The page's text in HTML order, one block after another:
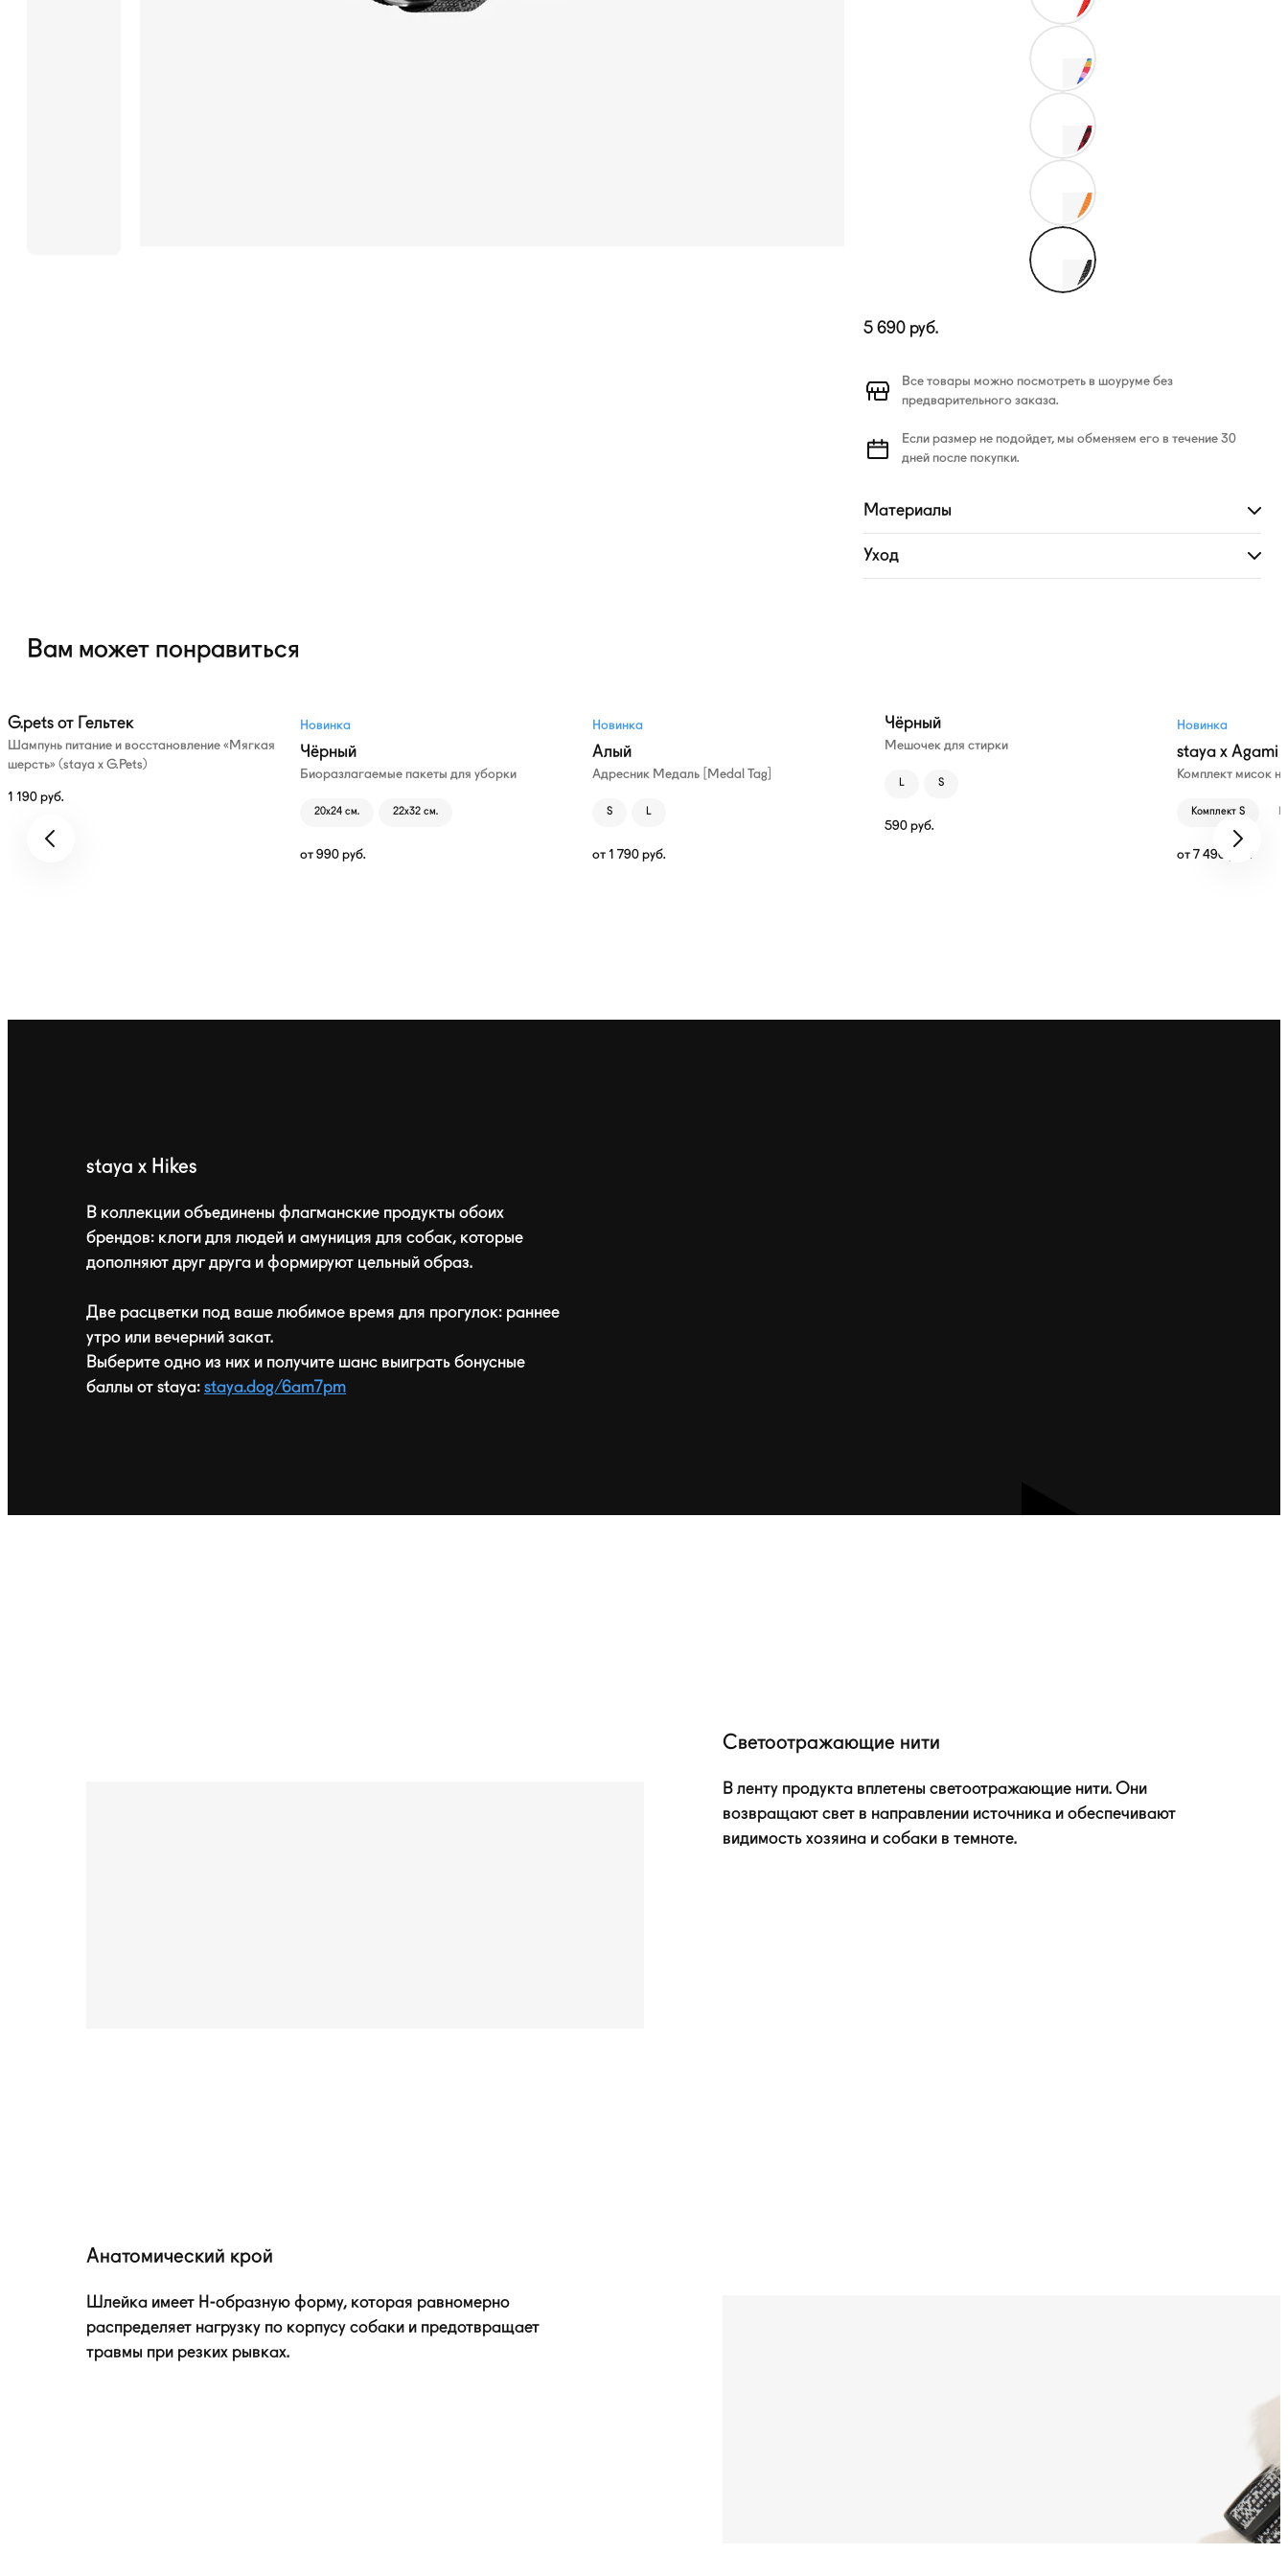
5 690 руб.
Все товары можно посмотреть в шоуруме без
предварительного заказа.
Если размер не подойдет, мы обменяем его в течение 30
дней после покупки.
Материалы
Развернуть
Уход
Развернуть
Вам может понравиться
G.pets от Гельтек
Шампунь питание и восстановление «Мягкая
шерсть» (staya х G.Pets)
1 190 руб.
Новинка
Чёрный
Биоразлагаемые пакеты для уборки
20х24 см. 22х32 см.
от 990 руб.
Новинка
Алый
Адресник Медаль [Medal Tag]
S L
от 1 790 руб.
Чёрный
Мешочек для стирки
L S
590 руб.
Новинка
staya x Agami
Комплект мисок
Комплект S
от 7 490 руб.
staya x Hikes
В коллекции объединены флагманские продукты обоих
брендов: клоги для людей и амуниция для собак, которые
дополняют друг друга и формируют цельный образ.
Две расцветки под ваше любимое время для прогулок: раннее
утро или вечерний закат.
Выберите одно из них и получите шанс выиграть бонусные
баллы от staya: staya.dog/6am7pm
Светоотражающие нити
В ленту продукта вплетены светоотражающие нити. Они
возвращают свет в направлении источника и обеспечивают
видимость хозяина и собаки в темноте.
Анатомический крой
Шлейка имеет H-образную форму, которая равномерно
распределяет нагрузку по корпусу собаки и предотвращает
травмы при резких рывках.